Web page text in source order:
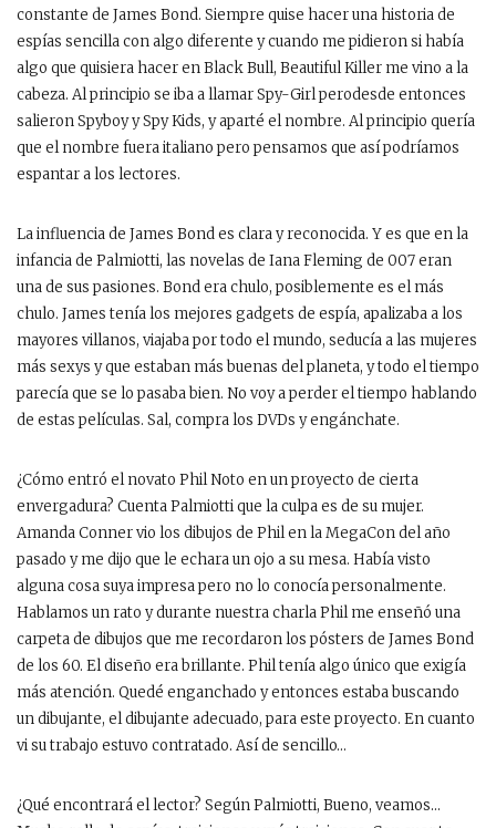
constante de James Bond. Siempre quise hacer una historia de
espías sencilla con algo diferente y cuando me pidieron si había
algo que quisiera hacer en Black Bull, Beautiful Killer me vino a la
cabeza. Al principio se iba a llamar Spy-Girl perodesde entonces
salieron Spyboy y Spy Kids, y aparté el nombre. Al principio quería
que el nombre fuera italiano pero pensamos que así podríamos
espantar a los lectores.
La influencia de James Bond es clara y reconocida. Y es que en la
infancia de Palmiotti, las novelas de Iana Fleming de 007 eran
una de sus pasiones. Bond era chulo, posiblemente es el más
chulo. James tenía los mejores gadgets de espía, apalizaba a los
mayores villanos, viajaba por todo el mundo, seducía a las mujeres
más sexys y que estaban más buenas del planeta, y todo el tiempo
parecía que se lo pasaba bien. No voy a perder el tiempo hablando
de estas películas. Sal, compra los DVDs y engánchate.
¿Cómo entró el novato Phil Noto en un proyecto de cierta
envergadura? Cuenta Palmiotti que la culpa es de su mujer.
Amanda Conner vio los dibujos de Phil en la MegaCon del año
pasado y me dijo que le echara un ojo a su mesa. Había visto
alguna cosa suya impresa pero no lo conocía personalmente.
Hablamos un rato y durante nuestra charla Phil me enseñó una
carpeta de dibujos que me recordaron los pósters de James Bond
de los 60. El diseño era brillante. Phil tenía algo único que exigía
más atención. Quedé enganchado y entonces estaba buscando
un dibujante, el dibujante adecuado, para este proyecto. En cuanto
vi su trabajo estuvo contratado. Así de sencillo…
¿Qué encontrará el lector? Según Palmiotti, Bueno, veamos…